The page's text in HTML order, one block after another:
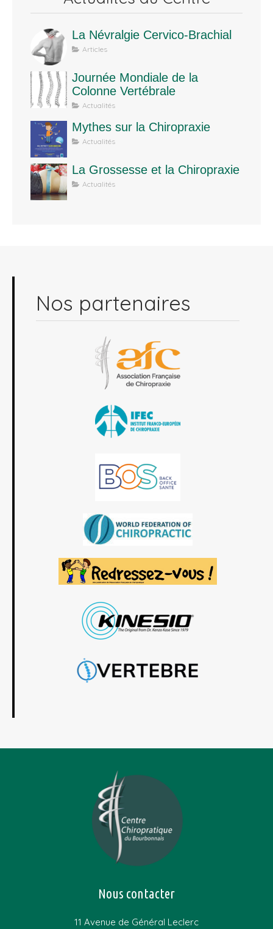
La Névralgie Cervico-Brachial
Articles
Journée Mondiale de la
Colonne Vertébrale
Actualités
Mythes sur la Chiropraxie
Actualités
La Grossesse et la Chiropraxie
Actualités
Nos partenaires
Nous contacter
11 Avenue de Général Leclerc